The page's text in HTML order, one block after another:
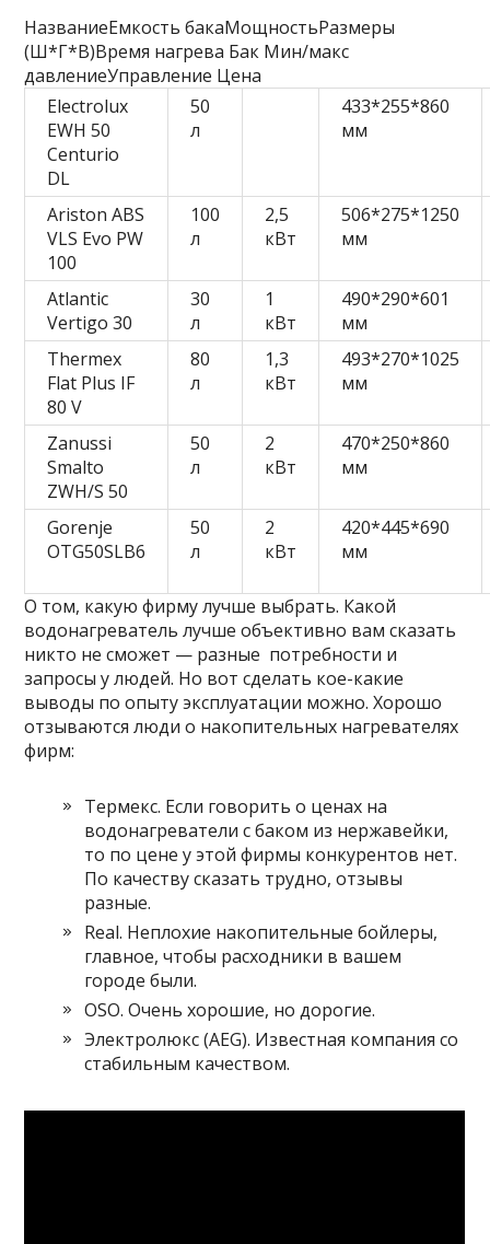
НазваниеЕмкость бакаМощностьРазмеры
(Ш*Г*В)Время нагрева Бак Мин/макс
давлениеУправление Цена
Electrolux
EWH 50
Centurio
DL
50
л
433*255*860
мм
Ariston ABS
VLS Evo PW
100
100
л
2,5
кВт
506*275*1250
мм
Atlantic
Vertigo 30
30
л
1
кВт
490*290*601
мм
Thermex
Flat Plus IF
80 V
80
л
1,3
кВт
493*270*1025
мм
Zanussi
Smalto
ZWH/S 50
50
л
2
кВт
470*250*860
мм
Gorenje
OTG50SLB6
50
л
2
кВт
420*445*690
мм
О том, какую фирму лучше выбрать. Какой
водонагреватель лучше объективно вам сказать
никто не сможет — разные потребности и
запросы у людей. Но вот сделать кое-какие
выводы по опыту эксплуатации можно. Хорошо
отзываются люди о накопительных нагревателях
фирм:
Термекс. Если говорить о ценах на
водонагреватели с баком из нержавейки,
то по цене у этой фирмы конкурентов нет.
По качеству сказать трудно, отзывы
разные.
Real. Неплохие накопительные бойлеры,
главное, чтобы расходники в вашем
городе были.
OSO. Очень хорошие, но дорогие.
Электролюкс (AEG). Известная компания со
стабильным качеством.